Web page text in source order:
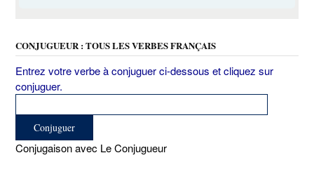
CONJUGUEUR : TOUS LES VERBES FRANÇAIS
Entrez votre verbe à conjuguer ci-dessous et cliquez sur
conjuguer.
Conjugaison avec Le Conjugueur